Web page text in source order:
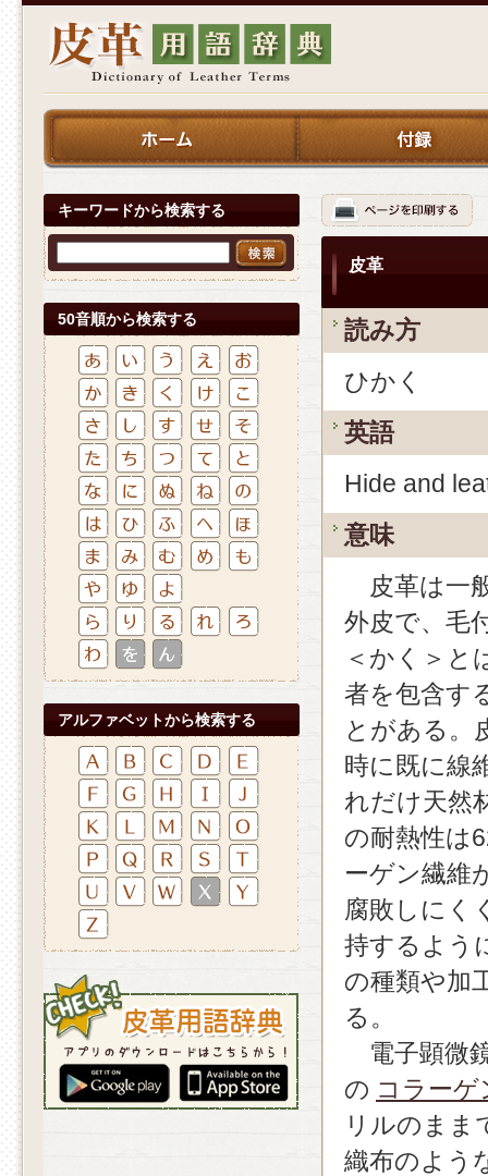
キーワードから検索する
50音順から検索する
アルファベットから検索する
皮革
読み方
ひかく
英語
Hide and
意味
皮革は一
外皮で、毛
＜かく＞と
者を包含す
とがある。
時に既に線
れだけ天然
の耐熱性は
ーゲン繊維
腐敗しにく
持するよう
の種類や加
る。
電子顕微
の コラーゲ
リルのまま
織布のよう